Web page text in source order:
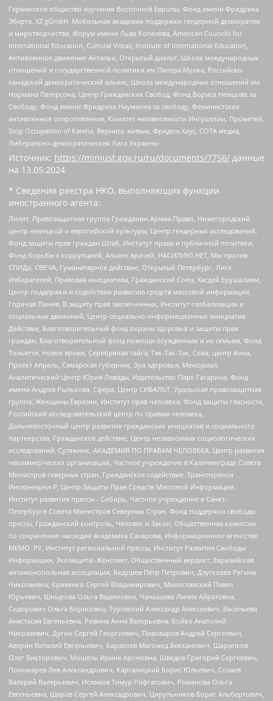
Германское общество изучения Восточной Европы, Фонд имени Фридриха
Эберта, XZ gGmbH, Мобильная академия поддержки гендерной демократии
и миротворчества, Форум имени Льва Копелева, American Councils for
International Education, Cultural Vistas, Institute of International Education,
Антивоенное движение Антальи, Открытый диалог, Школа международных
отношений и государственной политики им Питера Мунка, Российско-
канадский демократический альянс, Школа международных отношений им
Нормана Патерсона, Центр Гражданских Свобод, Фонд Бориса Немцова за
Свободу, Фонд имени Фридриха Науманна за свободу, Феминистское
антивоенное сопротивление, Комитет независимости Ингушетии, Прометей,
Stop Occupation of Karelia, Вернись живым, Фридом Хаус, СОТА медиа,
Либерально-демократическая Лига Украины
Источник: https://minjust.gov.ru/ru/documents/7756/ данные
на 13.05.2024
* Сведения реестра НКО, выполняющих функции
иностранного агента:
Лилит, Правозащитная группа Гражданин.Армия.Право, Нижегородский
центр немецкой и европейской культуры, Центр гендерных исследований,
Фонд защиты прав граждан Штаб, Институт права и публичной политики,
Фонд борьбы с коррупцией, Альянс врачей, НАСИЛИЮ.НЕТ, Мы против
СПИДа, СВЕЧА, Гуманитарное действие, Открытый Петербург, Лига
Избирателей, Правовая инициатива, Гражданский Союз, Хасдей Ерушалаим,
Центр поддержки и содействия развитию средств массовой информации,
Горячая Линия, В защиту прав заключенных, Институт глобализации и
социальных движений, Центр социально-информационных инициатив
Действие, Благотворительный фонд охраны здоровья и защиты прав
граждан, Благотворительный фонд помощи осужденным и их семьям, Фонд
Тольятти, Новое время, Серебряная тайга, Так-Так-Так, Сова, центр Анна,
Проект Апрель, Самарская губерния, Эра здоровья, Мемориал,
Аналитический Центр Юрия Левады, Издательство Парк Гагарина, Фонд
имени Андрея Рылькова, Сфера, Центр СИБАЛЬТ, Уральская правозащитная
группа, Женщины Евразии, Институт прав человека, Фонд защиты гласности,
Российский исследовательский центр по правам человека,
Дальневосточный центр развития гражданских инициатив и социального
партнерства, Гражданское действие, Центр независимых социологических
исследований, Сутяжник, АКАДЕМИЯ ПО ПРАВАМ ЧЕЛОВЕКА, Центр развития
некоммерческих организаций, Частное учреждение в Калининграде Совета
Министров северных стран, Гражданское содействие, Трансперенси
Интернешнл-Р, Центр Защиты Прав Средств Массовой Информации,
Институт развития прессы - Сибирь, Частное учреждение в Санкт-
Петербурге Совета Министров Северных Стран, Фонд поддержки свободы
прессы, Гражданский контроль, Человек и Закон, Общественная комиссия
по сохранению наследия академика Сахарова, Информационное агентство
МЕМО. РУ, Институт региональной прессы, Институт Развития Свободы
Информации, Экозащита!-Женсовет, Общественный вердикт, Евразийская
антимонопольная ассоциация, Бедушев Петр Петрович, Дзугкоева Регина
Николаевна, Кривенко Сергей Владимирович, Милославский Павел
Юрьевич, Шнырова Ольга Вадимовна, Чанышева Лилия Айратовна,
Сидорович Ольга Борисовна, Туровский Александр Алексеевич, Васильева
Анастасия Евгеньевна, Ривина Анна Валерьевна, Бойко Анатолий
Николаевич, Дугин Сергей Георгиевич, Пивоваров Андрей Сергеевич,
Аверин Виталий Евгеньевич, Барахоев Магомед Бекханович, Шарипков
Олег Викторович, Мошель Ирина Ароновна, Шведов Григорий Сергеевич,
Пономарев Лев Александрович, Каргалицкий Борис Юльевич, Созаев
Валерий Валерьевич, Исламов Тимур Рифгатович, Романова Ольга
Евгеньевна, Щаров Сергей Алексадрович, Цирульников Борис Альбертович,